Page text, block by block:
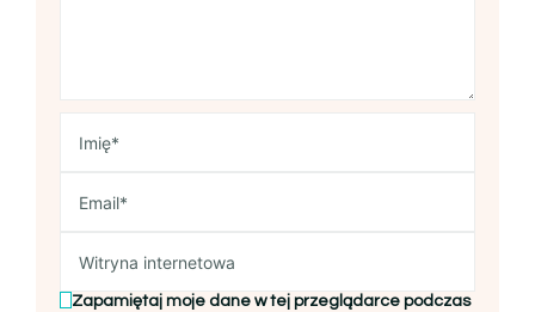
Zapamiętaj moje dane w tej przeglądarce podczas